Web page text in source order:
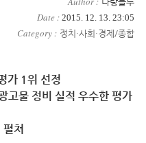
Date : 2015. 12. 13. 23:05
Category : 정치·사회·경제/종합
가 1위 선정
고물 정비 실적 우수한 평가
쳐